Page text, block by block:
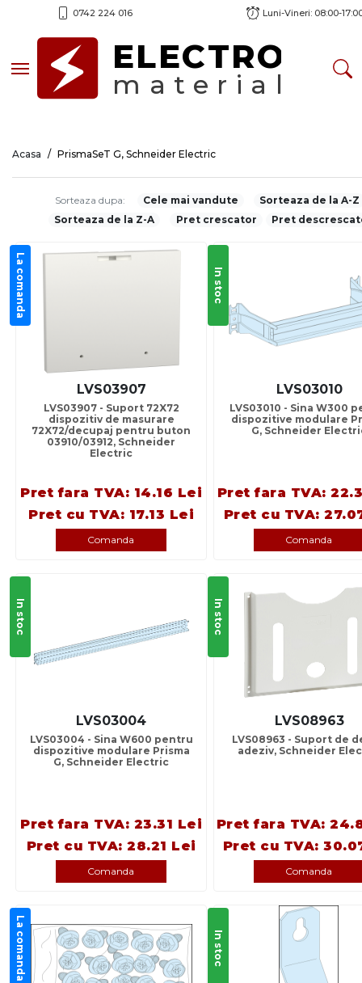
0742 224 016 Luni-Vineri: 08:00-
Toggle navigationELECTRO
material
Acasa PrismaSeT G, Schneider Electric
Sorteaza dupa: Cele mai vandute
Sorteaza de la A-Z
Sorteaza de la Z-A
Pret crescator Pret
La comanda
LVS03907
LVS03907 - Suport 72X72
dispozitiv de masurare
72X72/decupaj pentru buton
03910/03912, Schneider
Electric
Pret fara TVA: 14.16 Lei
Pret cu TVA: 17.13 Lei
Comanda
In stoc
LVS03010
LVS03010 - Sina W300
dispozitive modulare
G, Schneider
Pret fara TVA:
Pret cu TVA:
Comanda
In stoc
LVS03004
LVS03004 - Sina W600 pentru
dispozitive modulare Prisma
G, Schneider Electric
Pret fara TVA: 23.31 Lei
Pret cu TVA: 28.21 Lei
Comanda
In stoc
LVS08963
LVS08963 - Suport de
adeziv, Schneider
Pret fara TVA:
Pret cu TVA:
Comanda
La comanda In stoc